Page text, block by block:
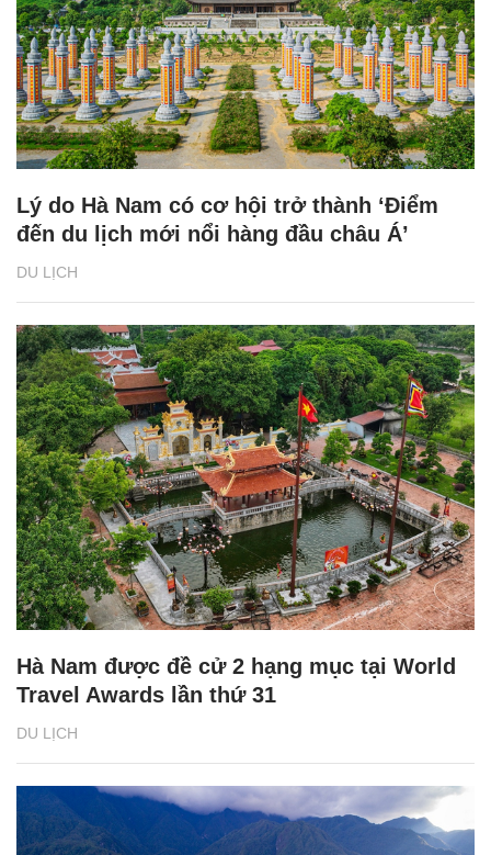
DU LỊCH
Lý do Hà Nam có cơ hội trở thành ‘Điểm
đến du lịch mới nổi hàng đầu châu Á’
DU LỊCH
Hà Nam được đề cử 2 hạng mục tại World
Travel Awards lần thứ 31